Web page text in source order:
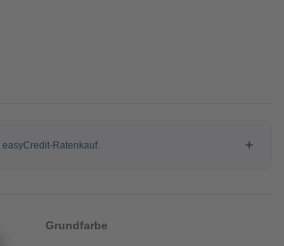
Grundfarbe